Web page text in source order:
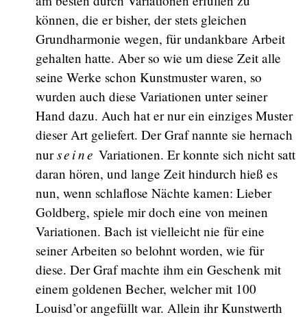
können, die er bisher, der stets gleichen
Grundharmonie wegen, für undankbare Arbeit
gehalten hatte. Aber so wie um diese Zeit alle
seine Werke schon Kunstmuster waren, so
wurden auch diese Variationen unter seiner
Hand dazu. Auch hat er nur ein einziges Muster
dieser Art geliefert. Der Graf nannte sie hernach
nurseine Variationen. Er konnte sich nicht satt
daran hören, und lange Zeit hindurch hieß es
nun, wenn schlaflose Nächte kamen: Lieber
Goldberg, spiele mir doch eine von meinen
Variationen. Bach ist vielleicht nie für eine
seiner Arbeiten so belohnt worden, wie für
diese. Der Graf machte ihm ein Geschenk mit
einem goldenen Becher, welcher mit 100
Louisd’or angefüllt war. Allein ihr Kunstwerth